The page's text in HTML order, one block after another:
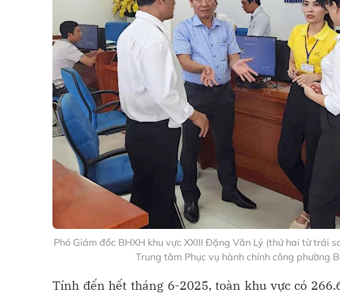
Phó Giám đốc BHXH khu vực XXIII Đặng Văn Lý (thứ hai từ trái
Trung tâm Phục vụ hành chính công phường
Tính đến hết tháng 6-2025, toàn khu vực có